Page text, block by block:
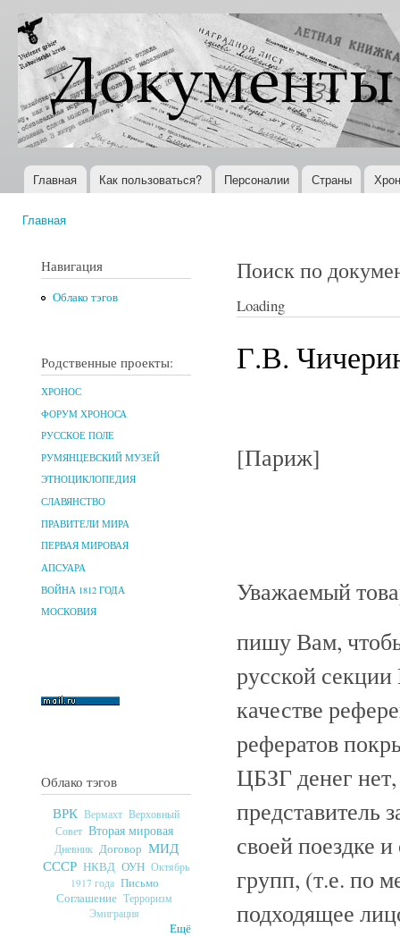
Документы
XX века
Всемирная
история в
Интернете
Главное меню
Главная Как пользоваться? Персоналии Страны
Главная
Навигация
Облако тэгов
Родственные проекты:
ХРОНОС
ФОРУМ ХРОНОСА
РУССКОЕ ПОЛЕ
РУМЯНЦЕВСКИЙ МУЗЕЙ
ЭТНОЦИКЛОПЕДИЯ
СЛАВЯНСТВО
ПРАВИТЕЛИ МИРА
ПЕРВАЯ МИРОВАЯ
АПСУАРА
ВОЙНА 1812 ГОДА
МОСКОВИЯ
Облако тэгов
ВРК Вермахт Верховный
Совет Вторая мировая
Дневник Договор МИД
СССР НКВД ОУН Октябрь
1917 года Письмо
Соглашение Терроризм
Эмиграция
Ещё
Поиск по
Loading
Г.В.
[Париж]
Уважаемый
пишу Вам,
русской
качестве
рефератов
ЦБЗГ денег
представитель
своей поездке
групп, (т.е. по
подходящее